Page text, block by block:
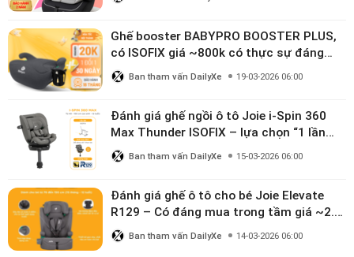
Ghế booster BABYPRO BOOSTER PLUS,
có ISOFIX giá ~800k có thực sự đáng
mua?
Ban tham vấn DailyXe 19-03-2026 06:00
Đánh giá ghế ngồi ô tô Joie i-Spin 360
Max Thunder ISOFIX – lựa chọn “1 lần
dùng đến 12 năm” có đáng giá gần 9
triệu?
Ban tham vấn DailyXe 15-03-2026 06:00
Đánh giá ghế ô tô cho bé Joie Elevate
R129 – Có đáng mua trong tầm giá ~2.8
triệu?
Ban tham vấn DailyXe 14-03-2026 06:00